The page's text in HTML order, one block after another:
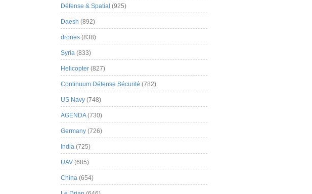
Défense & Spatial (925)
Daesh (892)
drones (838)
Syria (833)
Helicopter (827)
Continuum Défense Sécurité (782)
US Navy (748)
AGENDA(730)
Germany (726)
India (725)
UAV (685)
China (654)